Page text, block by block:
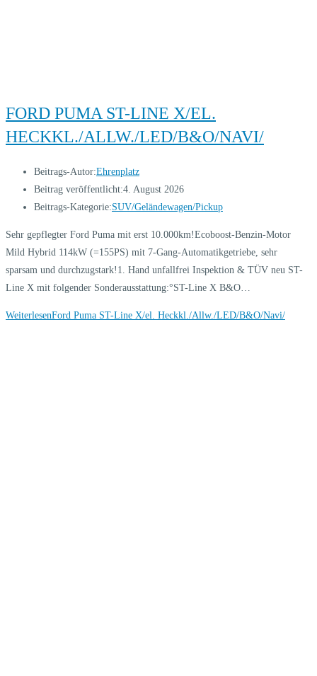
FORD PUMA ST-LINE X/EL.
HECKKL./ALLW./LED/B&O/NAVI/
Beitrags-Autor:Ehrenplatz
Beitrag veröffentlicht:4. August 2026
Beitrags-Kategorie:SUV/Geländewagen/Pickup
Sehr gepflegter Ford Puma mit erst 10.000km!Ecoboost-Benzin-Motor
Mild Hybrid 114kW (=155PS) mit 7-Gang-Automatikgetriebe, sehr
sparsam und durchzugstark!1. Hand unfallfrei Inspektion & TÜV neu ST-
Line X mit folgender Sonderausstattung:°ST-Line X B&O…
WeiterlesenFord Puma ST-Line X/el. Heckkl./Allw./LED/B&O/Navi/